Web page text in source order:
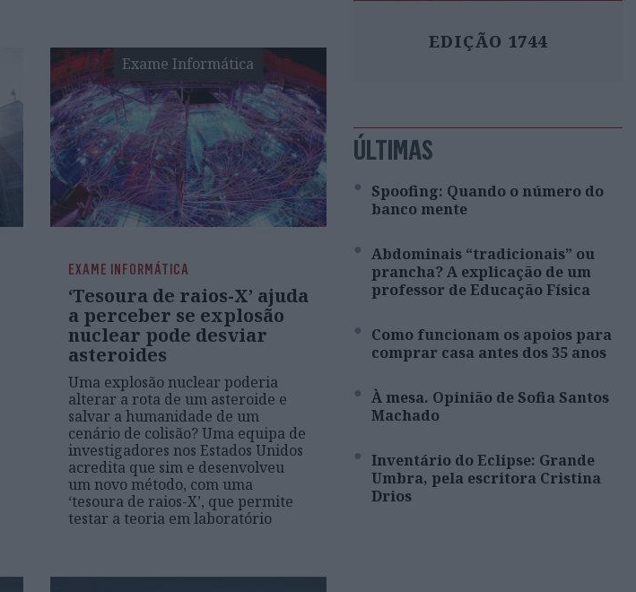
Exame Informática
EXAME INFORMÁTICA
‘Tesoura de raios-X’ ajuda
a perceber se explosão
nuclear pode desviar
asteroides
Uma explosão nuclear poderia
alterar a rota de um asteroide e
salvar a humanidade de um
cenário de colisão? Uma equipa de
investigadores nos Estados Unidos
acredita que sim e desenvolveu
um novo método, com uma
‘tesoura de raios-X’, que permite
testar a teoria em laboratório
EDIÇÃO 1744
ÚLTIMAS
Spoofing: Quando o número do
banco mente
Abdominais “tradicionais” ou
prancha? A explicação de um
professor de Educação Física
Como funcionam os apoios para
comprar casa antes dos 35 anos
À mesa. Opinião de Sofia Santos
Machado
Inventário do Eclipse: Grande
Umbra, pela escritora Cristina
Drios